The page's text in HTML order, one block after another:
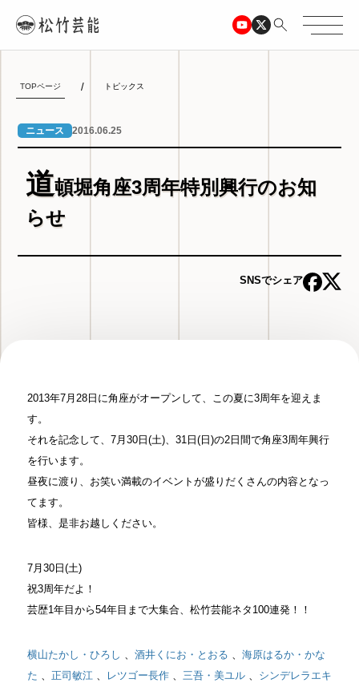
TOPページ トピックス
ニュース 2016.06.25
道頓堀角座3周年特別興行のお知
らせ
SNSでシェア
2013年7月28日に角座がオープンして、この夏に3周年を迎えま
す。
それを記念して、7月30日(土)、31日(日)の2日間で角座3周年興行
を行います。
昼夜に渡り、お笑い満載のイベントが盛りだくさんの内容となっ
てます。
皆様、是非お越しください。
7月30日(土)
祝3周年だよ！
芸歴1年目から54年目まで大集合、松竹芸能ネタ100連発！！
横山たかし・ひろし 、 酒井くにお・とおる 、 海原はるか・かな
た 、 正司敏江、 レツゴー長作、 三吾・美ユル、 シンデレラエキ